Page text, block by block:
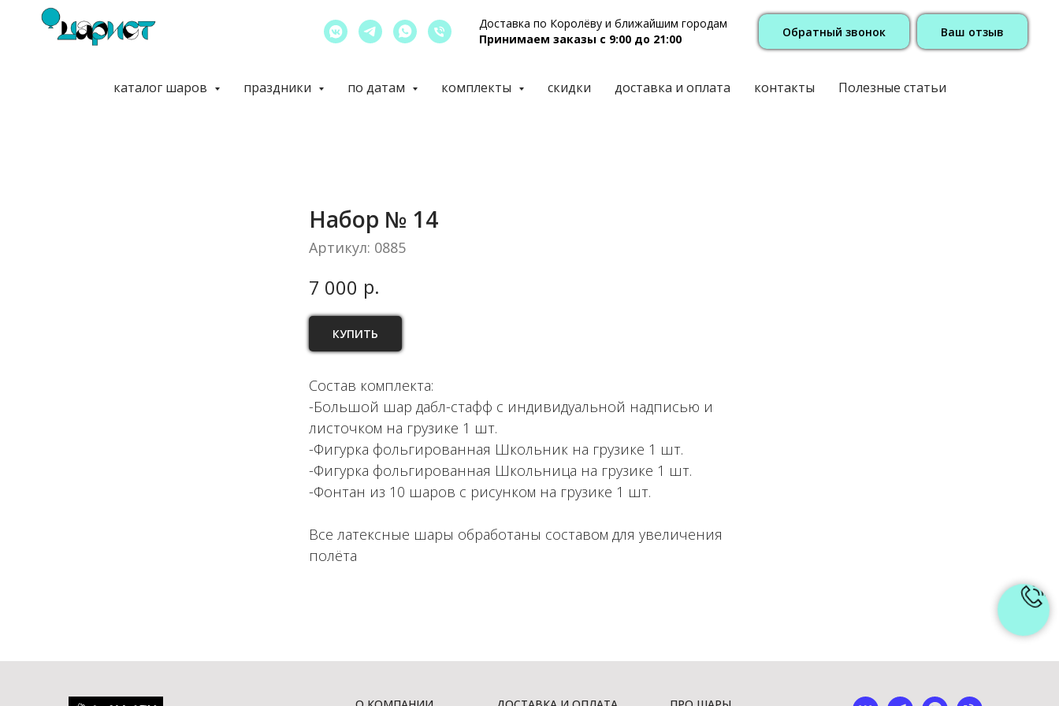
Доставка по Королёву и ближайшим городам
Принимаем заказы с 9:00 до 21:00
Обратный звонок Ваш отзыв
каталог шаров праздники по датам комплекты скидки доставка и оплата контакты Полезные статьи
Набор № 14
Артикул: 0885
7 000 р.
КУПИТЬ
Состав комплекта:
-Большой шар дабл-стафф с индивидуальной надписью и
листочком на грузике 1 шт.
-Фигурка фольгированная Школьник на грузике 1 шт.
-Фигурка фольгированная Школьница на грузике 1 шт.
-Фонтан из 10 шаров с рисунком на грузике 1 шт.
Все латексные шары обработаны составом для увеличения
полёта